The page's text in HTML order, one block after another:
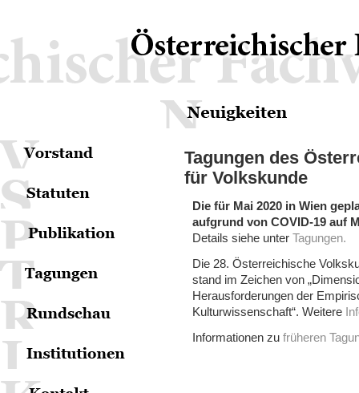
Tagungen des
für Volkskunde
Die für Mai 2020 in Wien
aufgrund von COVID-19 auf
Details siehe unter Tagungen.
Die 28. Österreichische
stand im Zeichen von
Herausforderungen der
Kulturwissenschaft“. Weitere
Informationen zu früheren